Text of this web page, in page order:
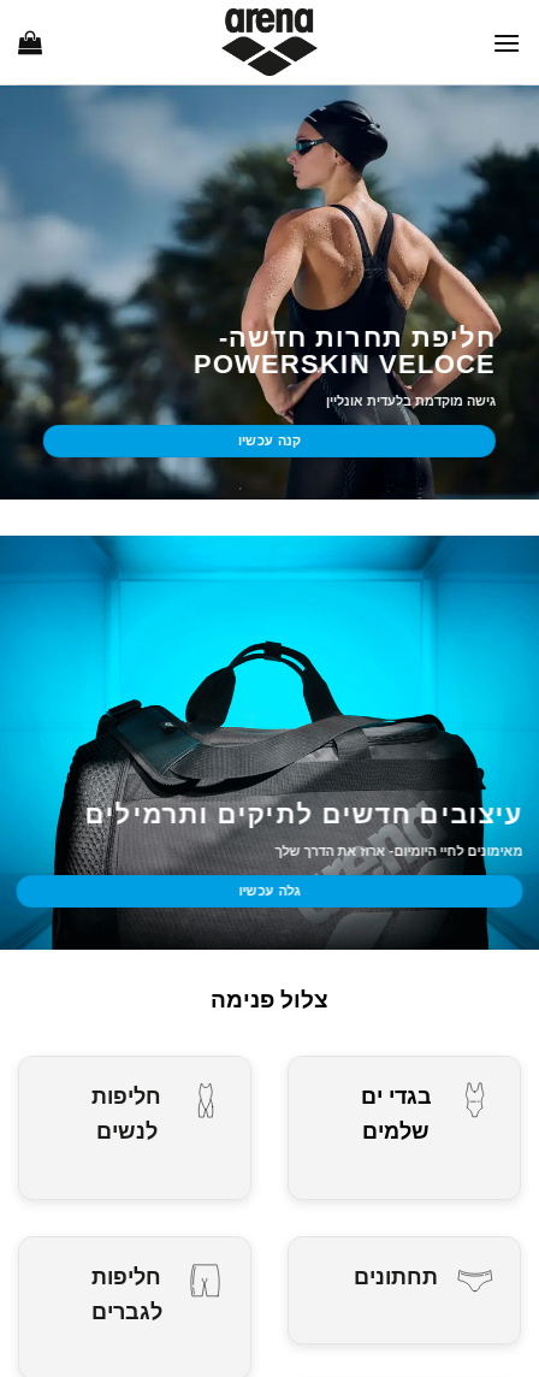
חליפת תחרות חדשה-
POWERSKIN VELOCE
גישה מוקדמת בלעדית אונליין
קנה עכשיו
עיצובים חדשים לתיקים ותרמילים
מאימונים לחיי היומיום- ארוז את הדרך שלך
גלה עכשיו
צלול פנימה
בגדי ים
שלמים
תחתונים
חליפות
לנשים
חליפות
לגברים